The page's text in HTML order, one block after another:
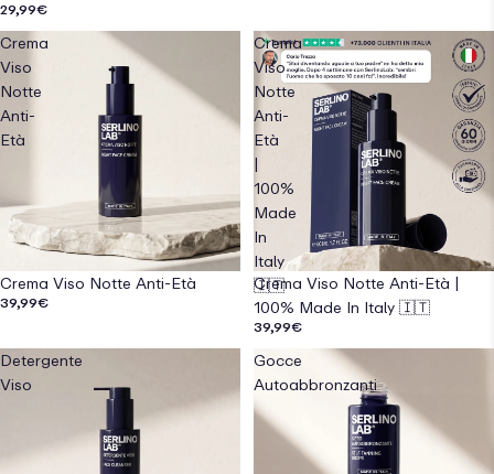
29,99€
Crema
Viso
Notte
Anti-
Età
Crema Viso Notte Anti-Età
39,99€
Crema
Viso
Notte
Anti-
Età
|
100%
Made
In
Italy
🇮🇹
Crema Viso Notte Anti-Età |
100% Made In Italy 🇮🇹
39,99€
Detergente
Viso
Gocce
Autoabbronzanti